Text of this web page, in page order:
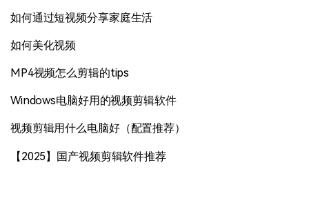
如何通过短视频分享家庭生活
如何美化视频
MP4视频怎么剪辑的tips
Windows电脑好用的视频剪辑软件
视频剪辑用什么电脑好（配置推荐）
【2025】国产视频剪辑软件推荐